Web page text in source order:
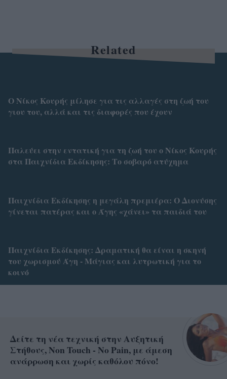
Related
Ο Νίκος Κουρής μίλησε για τις αλλαγές στη ζωή του
γιου του, αλλά και τις διαφορές που έχουν
Παλεύει στην εντατική για τη ζωή του ο Νίκος Κουρής
στα Παιχνίδια Εκδίκησης: Το σοβαρό ατύχημα
Παιχνίδια Εκδίκησης η μεγάλη πρεμιέρα: Ο Διονύσης
γίνεται πατέρας και ο Άγης «χάνει» τα παιδιά του
Παιχνίδια Εκδίκησης: Δραματική θα είναι η σκηνή
του χωρισμού Άγη - Μάγιας και λυτρωτική για το
κοινό
Δείτε τη νέα τεχνική στην Αυξητική
Στήθους, Non Touch - No Pain, με άμεση
ανάρρωση και χωρίς καθόλου πόνο!